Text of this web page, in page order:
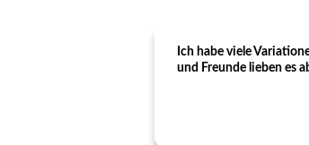
Ich habe viele
und Freunde lieben es